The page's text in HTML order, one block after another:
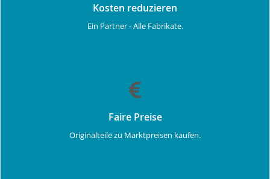
Kosten reduzieren
Ein Partner - Alle Fabrikate.
Faire Preise
Originalteile zu Marktpreisen kaufen.